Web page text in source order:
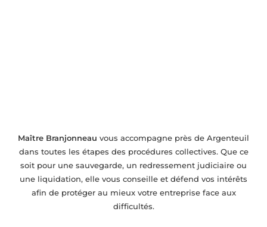
Maître Branjonneau vous accompagne près de Argenteuil
dans toutes les étapes des procédures collectives. Que ce
soit pour une sauvegarde, un redressement judiciaire ou
une liquidation, elle vous conseille et défend vos intérêts
afin de protéger au mieux votre entreprise face aux
difficultés.